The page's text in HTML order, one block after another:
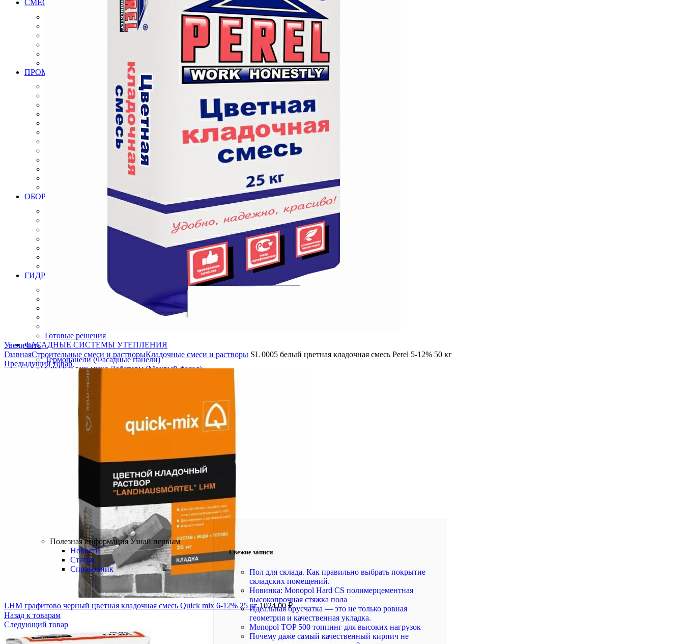
СМЕСИ РАСТВОРЫ ДЛЯ МОЩЕНИЯ БРУСЧАТКИ, КАМНЯ
Затирка для брусчатки
Клей и затирка для плит натурального камня
ПРОМЫШЛЕННЫЕ ПОЛЫ
Полиуретановые полы
Полиуретан цементные полы
Полимерцементые полы
Бетонно мозаичная плитка
Антистатические полы, плитка
Модульные ПВХ покрытия плитки
Искробезопасные полы, плитки
ОБОРУДОВАНИЕ ИНСТРУМЕНТЫ ДЛЯ ПРОМЫШЛЕННЫХ ПОЛОВ
Инструмент для бетонных полов
Инструмент для полимерных полов
Машины затирочные и расходники
ГИДРОИЗОЛЯЦИЯ
Полиуретановая мастика гидроизоляция
Битумно полимерная гидроизоляция
Готовые решения
ФАСАДНЫЕ СИСТЕМЫ УТЕПЛЕНИЯ
Термопанели (Фасадные панели)
СФТК Квик-микс Лобатерм (Мокрый фасад)
Навесные системы утепления фасада
ОГНЕЗАЩИТНЫЕ СОСТАВЫ ПОКРЫТИЯ
Огнезащита металлических конструкций
Огнезащита железобетонных конструкций
Огнезащита кабеля
Огнезащита композитных материалов
Огнезащита воздуховодов
ЛАКОКРАСОЧНЫЕ МАТЕРИАЛЫ
Грунтовки
Полезная информация
Полезная информация Узнай первым
Новости
Статьи
Справочник
Свежие записи
Пол для склада. Как правильно выбрать покрытие
складских помещений.
Новинка: Monopol Hard CS полимерцементная
высокопрочная стяжка пола
Идеальная брусчатка — это не только ровная
геометрия и качественная укладка.
Monopol TOP 500 топпинг для высоких нагрузок
Почему даже самый качественный кирпич не
Увеличить
ГлавнаяСтроительные смеси и растворыКладочные смеси и растворы SL 0005 белый цветная кладочная смесь Perel 5-12% 50 кг
Предыдущий товар
LHM графитово черный цветная кладочная смесь Quick mix 6-12% 25 кг1024,00 ₽
Назад к товарам
Следующий товар